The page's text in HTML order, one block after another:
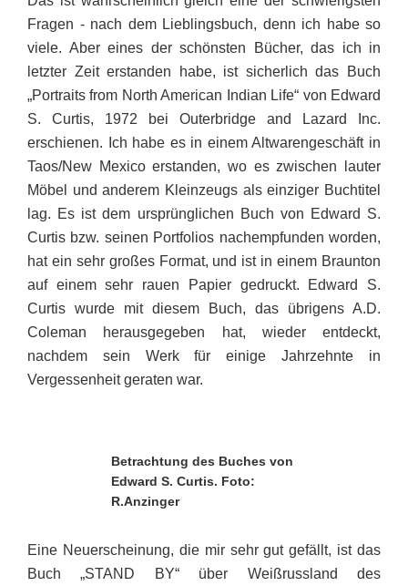
Fragen - nach dem Lieblingsbuch, denn ich habe so
viele. Aber eines der schönsten Bücher, das ich in
letzter Zeit erstanden habe, ist sicherlich das Buch
„Portraits from North American Indian Life“ von Edward
S. Curtis, 1972 bei Outerbridge and Lazard Inc.
erschienen. Ich habe es in einem Altwarengeschäft in
Taos/New Mexico erstanden, wo es zwischen lauter
Möbel und anderem Kleinzeugs als einziger Buchtitel
lag. Es ist dem ursprünglichen Buch von Edward S.
Curtis bzw. seinen Portfolios nachempfunden worden,
hat ein sehr großes Format, und ist in einem Braunton
auf einem sehr rauen Papier gedruckt. Edward S.
Curtis wurde mit diesem Buch, das übrigens A.D.
Coleman herausgegeben hat, wieder entdeckt,
nachdem sein Werk für einige Jahrzehnte in
Vergessenheit geraten war.
Betrachtung des Buches von
Edward S. Curtis. Foto:
R.Anzinger
Eine Neuerscheinung, die mir sehr gut gefällt, ist das
Buch „STAND BY“ über Weißrussland des